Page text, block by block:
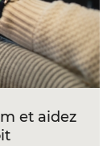
et aidez